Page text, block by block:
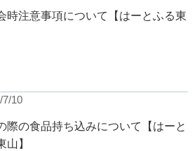
時注意事項について【はーとふる東
7/10
際の食品持ち込みについて【はーと
山】